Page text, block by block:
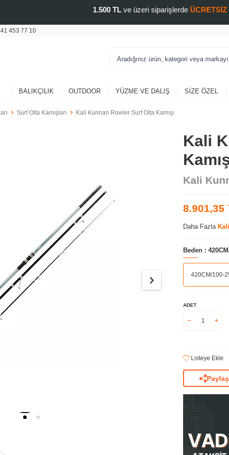
1.500 TLve üzeri siparişlerde
453 77 10
BALIKÇILIK OUTDOOR YÜZME VE DALIŞ SIZE ÖZEL
Surf Olta Kamışları Kali Kunnan Rowler Surf Olta Kamışı
Kali
Kali
8.901,35
Daha Fazla
Beden :
420CM/100-
ADET
Listeye Ekle
Paylaş